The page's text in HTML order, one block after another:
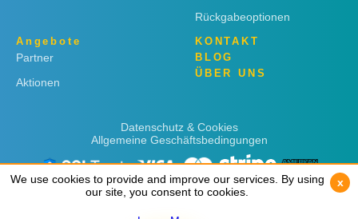
Rückgabeoptionen
Angebote
Partner
Aktionen
KONTAKT
BLOG
ÜBER UNS
Datenschutz & Cookies
Allgemeine Geschäftsbedingungen
We use cookies to provide and improve our services. By using
our site, you consent to cookies.
x
We use cookies to provide and improve our services. By using
our site, you consent to cookies.
x